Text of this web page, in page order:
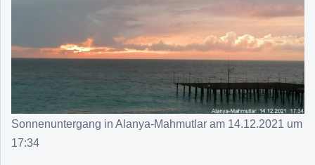
Sonnenuntergang in Alanya-Mahmutlar am 14.12.2021 um
17:34